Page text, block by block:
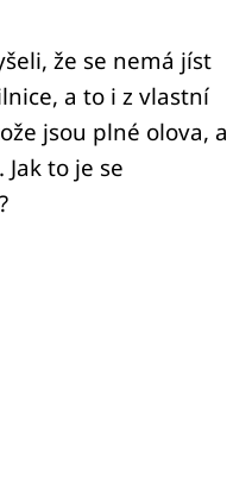
že se nemá jíst
a to i z vlastní
jsou plné olova, a
to je se